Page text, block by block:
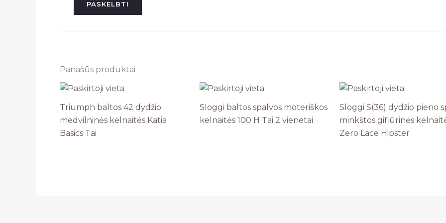
Panašūs produktai
Triumph baltos 42 dydžio
medvilninės kelnaitės Katia
Basics Tai
Sloggi baltos spalvos moteriškos
kelnaitės 100 H Tai 2 vienetai
Sloggi S(36) dydžio pieno
minkštos gifiūrinės
Zero Lace Hipster